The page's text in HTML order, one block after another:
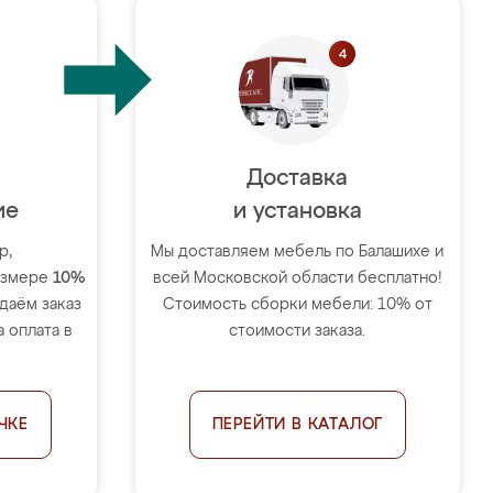
10%
заказ
оплата в
Доставка
и установка
Мы доставляем мебель по Балашихе и
всей Московской области бесплатно!
Стоимость сборки мебели: 10% от
стоимости заказа.
ПЕРЕЙТИ В КАТАЛОГ